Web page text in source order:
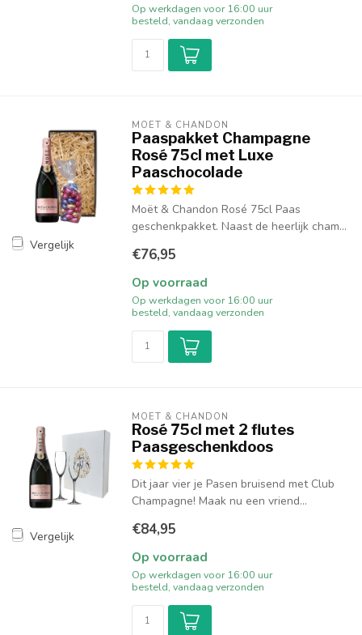
Op werkdagen voor 16:00 uur
besteld, vandaag verzonden
Vergelijk
MOËT & CHANDON
Paaspakket Champagne
Rosé 75cl met Luxe
Paaschocolade
Moët & Chandon Rosé 75cl Paas
geschenkpakket. Naast de heerlijk cham...
€76,95
Op voorraad
Op werkdagen voor 16:00 uur
besteld, vandaag verzonden
Vergelijk
MOËT & CHANDON
Rosé 75cl met 2 flutes
Paasgeschenkdoos
Dit jaar vier je Pasen bruisend met Club
Champagne! Maak nu een vriend...
€84,95
Op voorraad
Op werkdagen voor 16:00 uur
besteld, vandaag verzonden